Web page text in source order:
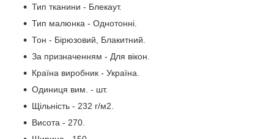
Тип тканини - Блекаут.
Тип малюнка - Однотонні.
Тон - Бірюзовий, Блакитний.
За призначенням - Для вікон.
Країна виробник - Україна.
Одиниця вим. - шт.
Щільність - 232 г/м2.
Висота - 270.